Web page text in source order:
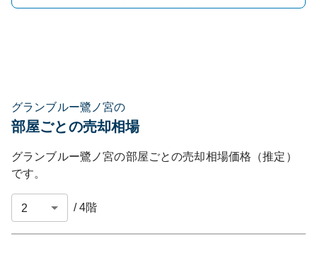
グランブルー鷺ノ宮の
部屋ごとの売却相場
グランブルー鷺ノ宮の部屋ごとの売却相場価格（推定）
です。
/4階